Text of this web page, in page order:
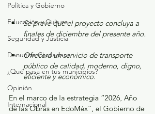
Política y Gobierno
Educación y Cultura
Seguridad y Justicia
Denuncia Ciudadana
¿Qué pasa en tus municipios?
Opinión
Internacional
Se prevé que el proyecto concluya a
finales de diciembre del presente año.
Ofrecerá un servicio de transporte
público de calidad, moderno, digno,
eficiente y económico.
En el marco de la estrategia “2026, Año
de las Obras en EdoMéx”, el Gobierno de